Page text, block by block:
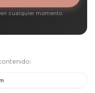
cualquier momento.